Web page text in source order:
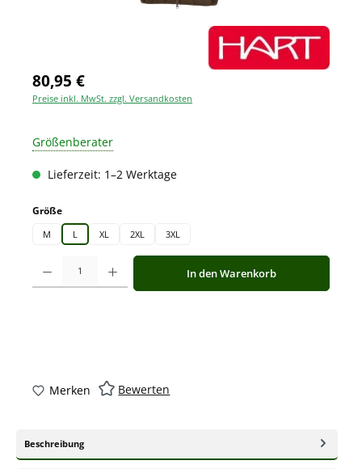
80,95 €
Preise inkl. MwSt. zzgl. Versandkosten
Größenberater
Lieferzeit: 1–2 Werktage
Größeauswählen
M L XL 2XL 3XL
Produkt Anzahl: Gib den gewünschten Wert ein oder benutze die
In den Warenkorb
Merken Bewerten
Beschreibung